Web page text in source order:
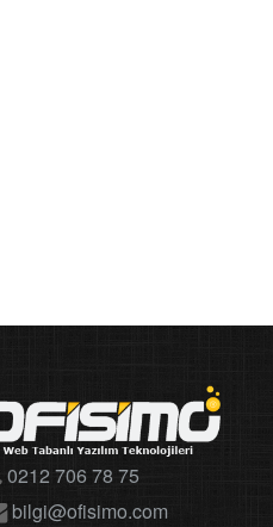
0212 706 78 75
bilgi@ofisimo.com